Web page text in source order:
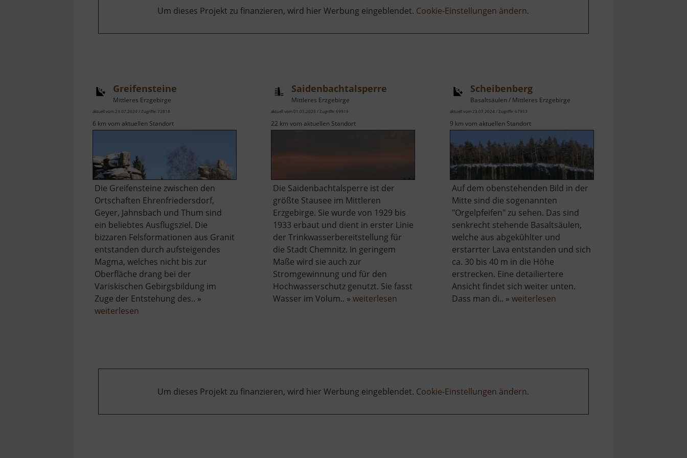
Um dieses Projekt zu finanzieren, wird hier Werbung eingeblendet. Cookie-Einstellungen ändern.
Greifensteine
Mittleres Erzgebirge
aktuell vom 23.07.2024 / Zugriffe: 72818
6 km vom aktuellen Standort
Die Greifensteine zwischen den
Ortschaften Ehrenfriedersdorf,
Geyer, Jahnsbach und Thum sind
ein beliebtes Ausflugsziel. Die
bizzaren Felsformationen aus Granit
entstanden durch aufsteigendes
Magma, welches nicht bis zur
Oberfläche drang bei der
Variskischen Gebirgsbildung im
Zuge der Entstehung des.. »
weiterlesen
Saidenbachtalsperre
Mittleres Erzgebirge
aktuell vom 01.03.2025 / Zugriffe: 69919
22 km vom aktuellen Standort
Die Saidenbachtalsperre ist der
größte Stausee im Mittleren
Erzgebirge. Sie wurde von 1929 bis
1933 erbaut und dient in erster Linie
der Trinkwasserbereitstellung für
die Stadt Chemnitz. In geringem
Maße wird sie auch zur
Stromgewinnung und für den
Hochwasserschutz genutzt. Sie fasst
Wasser im Volum.. »weiterlesen
Scheibenberg
Basaltsäulen / Mittleres Erzgebirge
aktuell vom 23.07.2024 / Zugriffe: 67953
9 km vom aktuellen Standort
Auf dem obenstehenden Bild in der
Mitte sind die sogenannten
"Orgelpfeifen" zu sehen. Das sind
senkrecht stehende Basaltsäulen,
welche aus abgekühlter und
erstarrter Lava entstanden und sich
ca. 30 bis 40 m in die Höhe
erstrecken. Eine detailiertere
Ansicht findet sich weiter unten.
Dass man di.. » weiterlesenüber
Um dieses Projekt zu finanzieren, wird hier Werbung eingeblendet. Cookie-Einstellungen ändern.